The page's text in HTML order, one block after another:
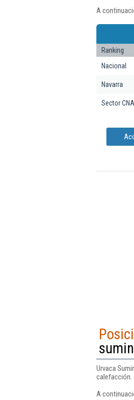
A
Ranking
Nacional
Navarra
Sector
Urvaca
calefacción.
A